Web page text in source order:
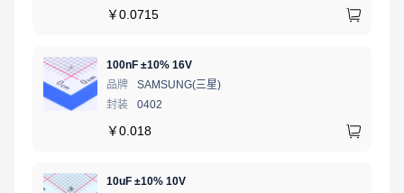
￥0.0715
100nF ±10% 16V
品牌
SAMSUNG(三星)
封装
0402
￥0.018
10uF ±10% 10V